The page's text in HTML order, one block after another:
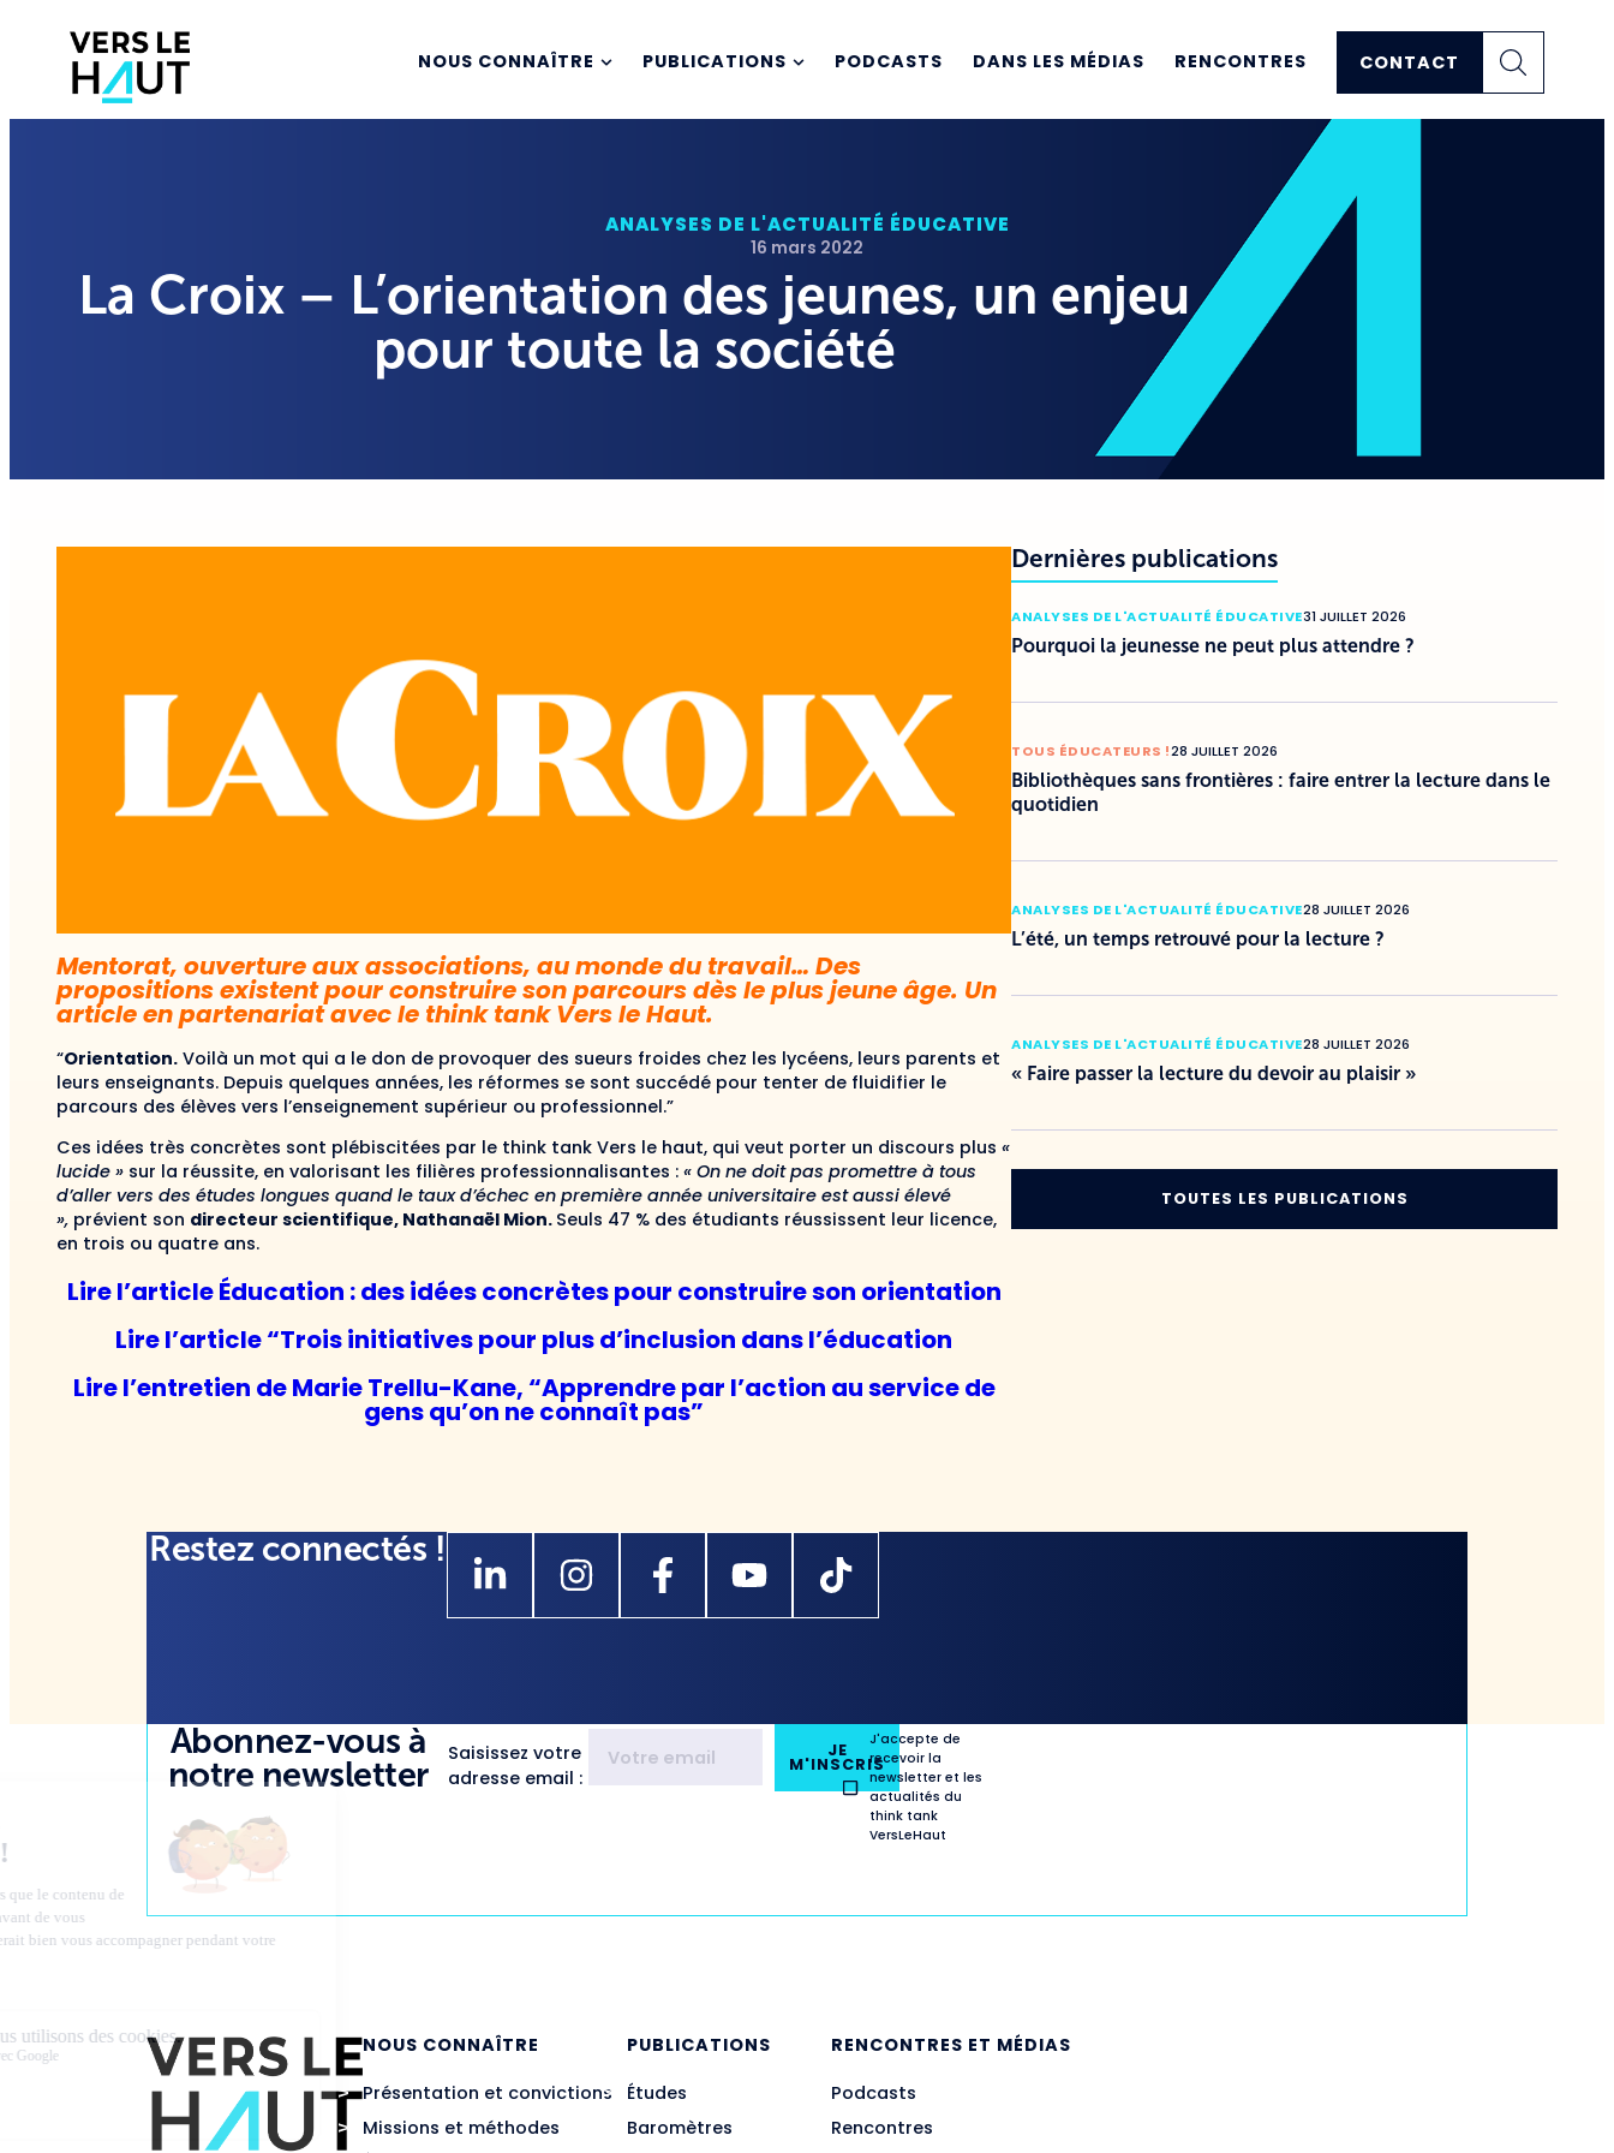
NOUS CONNAÎTRE PUBLICATIONS PODCASTS DANS LES MÉDIAS RENCONTRES CONTACT
ANALYSES DE L'ACTUALITÉ ÉDUCATIVE
16 mars 2022
La Croix – L’orientation des jeunes, un enjeu
pour toute la société
Mentorat, ouverture aux associations, au monde du travail… Des
propositions existent pour construire son parcours dès le plus jeune âge. Un
article en partenariat avec le think tank Vers le Haut.
“Orientation. Voilà un mot qui a le don de provoquer des sueurs froides chez les lycéens, leurs parents et
leurs enseignants. Depuis quelques années, les réformes se sont succédé pour tenter de fluidifier le
parcours des élèves vers l’enseignement supérieur ou professionnel.”
Ces idées très concrètes sont plébiscitées par le think tank Vers le haut, qui veut porter un discours plus «
lucide » sur la réussite, en valorisant les filières professionnalisantes : « On ne doit pas promettre à tous
d’aller vers des études longues quand le taux d’échec en première année universitaire est aussi élevé
», prévient son directeur scientifique, Nathanaël Mion. Seuls 47 % des étudiants réussissent leur licence,
en trois ou quatre ans.
Lire l’article Éducation : des idées concrètes pour construire son orientation
Lire l’article “Trois initiatives pour plus d’inclusion dans l’éducation
Lire l’entretien de Marie Trellu-Kane, “Apprendre par l’action au service de
gens qu’on ne connaît pas”
Dernières publications
ANALYSES DE L'ACTUALITÉ ÉDUCATIVE31 JUILLET 2026
Pourquoi la jeunesse ne peut plus attendre ?
TOUS ÉDUCATEURS !28 JUILLET 2026
Bibliothèques sans frontières : faire entrer la lecture dans le
quotidien
ANALYSES DE L'ACTUALITÉ ÉDUCATIVE28 JUILLET 2026
L’été, un temps retrouvé pour la lecture ?
ANALYSES DE L'ACTUALITÉ ÉDUCATIVE28 JUILLET 2026
« Faire passer la lecture du devoir au plaisir »
TOUTES LES PUBLICATIONS
Restez connectés !
Abonnez-vous à
notre newsletter
Saisissez votre
adresse email :
JE
M'INSCRIS
J'accepte de
recevoir la
newsletter et les
actualités du
think tank
VersLeHaut
NOUS CONNAÎTRE
Présentation et convictions
Missions et méthodes
PUBLICATIONS
Études
Baromètres
RENCONTRES ET MÉDIAS
Podcasts
Rencontres